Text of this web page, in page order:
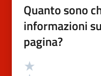
Quanto sono
informazioni
pagina?
Valutazione